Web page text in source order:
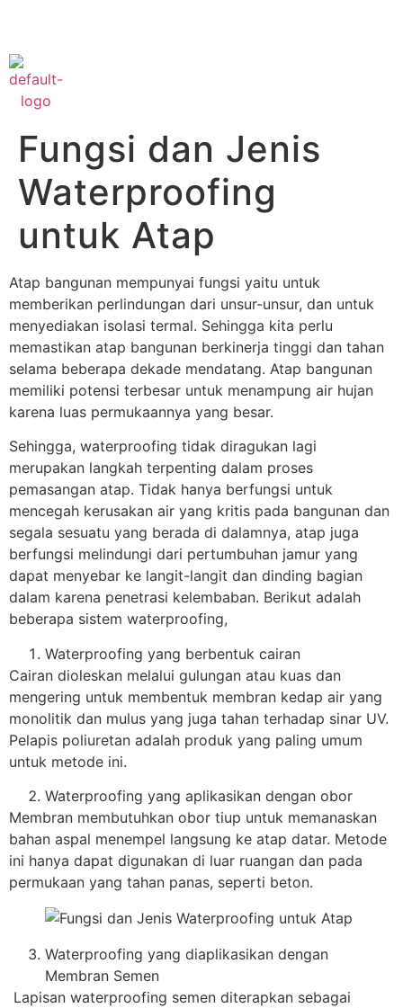
Fungsi dan Jenis
Waterproofing
untuk Atap
Atap bangunan mempunyai fungsi yaitu untuk
memberikan perlindungan dari unsur-unsur, dan untuk
menyediakan isolasi termal. Sehingga kita perlu
memastikan atap bangunan berkinerja tinggi dan tahan
selama beberapa dekade mendatang. Atap bangunan
memiliki potensi terbesar untuk menampung air hujan
karena luas permukaannya yang besar.
Sehingga, waterproofing tidak diragukan lagi
merupakan langkah terpenting dalam proses
pemasangan atap. Tidak hanya berfungsi untuk
mencegah kerusakan air yang kritis pada bangunan dan
segala sesuatu yang berada di dalamnya, atap juga
berfungsi melindungi dari pertumbuhan jamur yang
dapat menyebar ke langit-langit dan dinding bagian
dalam karena penetrasi kelembaban. Berikut adalah
beberapa sistem waterproofing,
Waterproofing yang berbentuk cairan
Cairan dioleskan melalui gulungan atau kuas dan
mengering untuk membentuk membran kedap air yang
monolitik dan mulus yang juga tahan terhadap sinar UV.
Pelapis poliuretan adalah produk yang paling umum
untuk metode ini.
Waterproofing yang aplikasikan dengan obor
Membran membutuhkan obor tiup untuk memanaskan
bahan aspal menempel langsung ke atap datar. Metode
ini hanya dapat digunakan di luar ruangan dan pada
permukaan yang tahan panas, seperti beton.
Waterproofing yang diaplikasikan dengan
Membran Semen
Lapisan waterproofing semen diterapkan sebagai